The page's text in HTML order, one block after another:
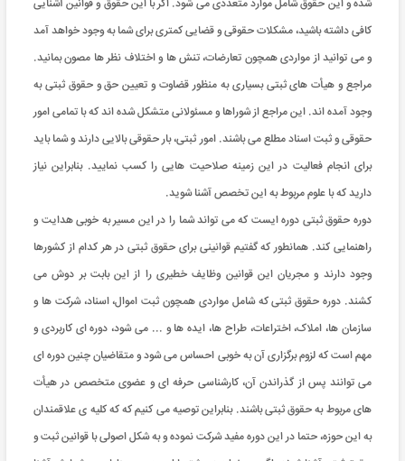
شده و این حقوق شامل موارد متعددی می شود. اگر با این حقوق و قوانین آشنایی
کافی داشته باشید، مشکلات‌ حقوقی و قضایی کمتری برای شما به وجود خواهد آمد
و می توانید از مواردی همچون تعارضات، تنش ها و اختلاف نظر ها مصون بمانید.
مراجع و هیأت های ثبتی بسیاری به منظور قضاوت و تعیین حق و حقوق ثبتی به
وجود آمده اند. این مراجع از شوراها و مسئولانی متشکل شده اند که با تمامی امور
حقوقی و ثبت اسناد مطلع می باشند. امور ثبتی، بار حقوقی بالایی دارند و شما باید
برای انجام فعالیت در این زمینه صلاحیت هایی را کسب نمایید. بنابراین نیاز
دارید که با علوم مربوط به این تخصص آشنا شوید.
دوره حقوق ثبتی دوره ایست که می تواند شما را در این مسیر به خوبی هدایت و
راهنمایی کند. همانطور که گفتیم قوانینی برای حقوق ثبتی در هر کدام از کشورها
وجود دارند و مجریان این قوانین وظایف خطیری را از این بابت بر دوش می
کشند. دوره حقوق ثبتی که شامل مواردی همچون ثبت اموال، اسناد، شرکت ها و
سازمان ها، املاک، اختراعات، طراح ها، ایده ها و ... می شود، دوره ای کاربردی و
مهم است که لزوم برگزاری آن به خوبی احساس می شود و متقاضیان چنین دوره ای
می توانند پس از گذراندن آن، کارشناسی حرفه ای و عضوی متخصص در هیأت
های مربوط به حقوق ثبتی باشند. بنابراین توصیه می کنیم که که کلیه ی علاقمندان
به این حوزه، حتما در این دوره مفید شرکت نموده و به شکل اصولی با قوانین ثبت و